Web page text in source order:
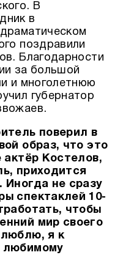
В
в
поздравили
Благодарности
за большой
и многолетнюю
губернатор
поверил в
образ, что это
актёр Костелов,
приходится
Иногда не сразу
спектаклей 10-
чтобы
мир своего
я к
любимому